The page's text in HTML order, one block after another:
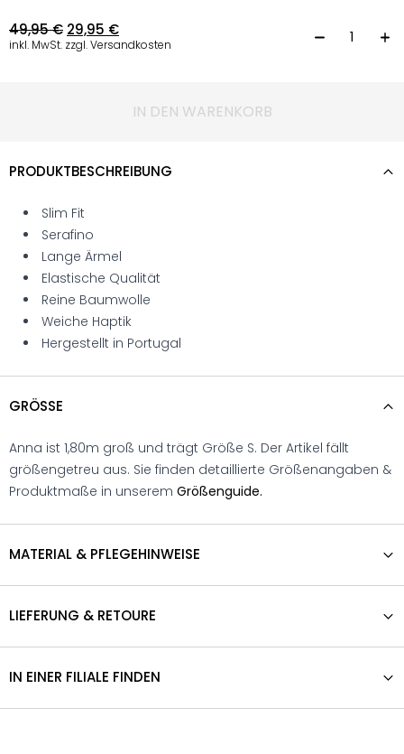
49,95€ 29,95 €
inkl. MwSt. zzgl. Versandkosten
IN DEN WARENKORB
PRODUKTBESCHREIBUNG
Slim Fit
Serafino
Lange Ärmel
Elastische Qualität
Reine Baumwolle
Weiche Haptik
Hergestellt in Portugal
GRÖSSE
Anna ist 1,80m groß und trägt Größe S. Der Artikel fällt
größengetreu aus. Sie finden detaillierte Größenangaben &
Produktmaße in unserem Größenguide.
MATERIAL & PFLEGEHINWEISE
LIEFERUNG & RETOURE
IN EINER FILIALE FINDEN